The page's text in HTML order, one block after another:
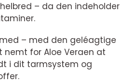
– da den indeholder
med – med den geléagtige
nemt for Aloe Veraen at
i dit tarmsystem og